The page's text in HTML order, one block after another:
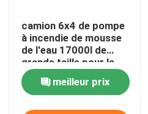
camion 6x4 de pompe
à incendie de mousse
de l'eau 17000l de
grande taille pour la
délivrance du feu
meilleur prix